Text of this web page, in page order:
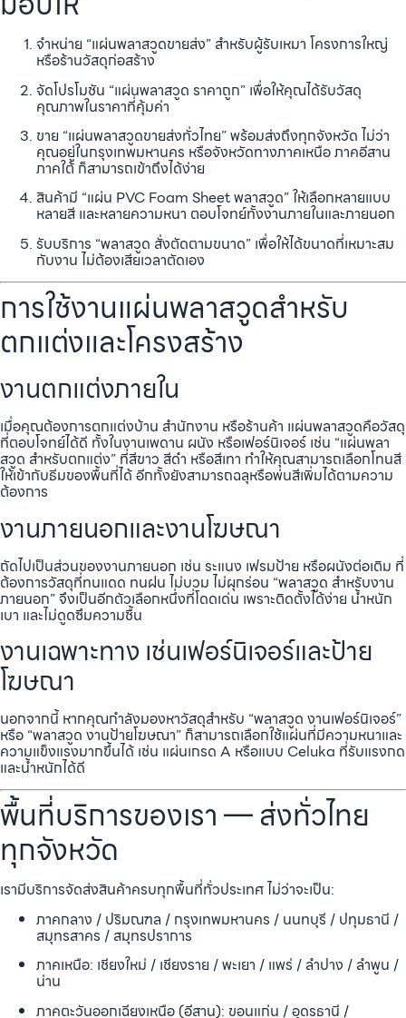
จำหน่าย “แผ่นพลาสวูดขายส่ง” สำหรับผู้รับเหมา โครงการใหญ่
หรือร้านวัสดุก่อสร้าง
จัดโปรโมชัน “แผ่นพลาสวูด ราคาถูก” เพื่อให้คุณได้รับวัสดุ
คุณภาพในราคาที่คุ้มค่า
ขาย “แผ่นพลาสวูดขายส่งทั่วไทย” พร้อมส่งถึงทุกจังหวัด ไม่ว่า
คุณอยู่ในกรุงเทพมหานคร หรือจังหวัดทางภาคเหนือ ภาคอีสาน
ภาคใต้ ก็สามารถเข้าถึงได้ง่าย
สินค้ามี “แผ่น PVC Foam Sheet พลาสวูด” ให้เลือกหลายแบบ
หลายสี และหลายความหนา ตอบโจทย์ทั้งงานภายในและภายนอก
รับบริการ “พลาสวูด สั่งตัดตามขนาด” เพื่อให้ได้ขนาดที่เหมาะสม
กับงาน ไม่ต้องเสียเวลาตัดเอง
การใช้งานแผ่นพลาสวูดสำหรับ
ตกแต่งและโครงสร้าง
งานตกแต่งภายใน
เมื่อคุณต้องการตกแต่งบ้าน สำนักงาน หรือร้านค้า แผ่นพลาสวูดคือวัสดุ
ที่ตอบโจทย์ได้ดี ทั้งในงานเพดาน ผนัง หรือเฟอร์นิเจอร์ เช่น “แผ่นพลา
สวูด สำหรับตกแต่ง” ที่สีขาว สีดำ หรือสีเทา ทำให้คุณสามารถเลือกโทนสี
ให้เข้ากับธีมของพื้นที่ได้ อีกทั้งยังสามารถฉลุหรือพ่นสีเพิ่มได้ตามความ
ต้องการ
งานภายนอกและงานโฆษณา
ถัดไปเป็นส่วนของงานภายนอก เช่น ระแนง เฟรมป้าย หรือผนังต่อเติม ที่
ต้องการวัสดุที่ทนแดด ทนฝน ไม่บวม ไม่ผุกร่อน “พลาสวูด สำหรับงาน
ภายนอก” จึงเป็นอีกตัวเลือกหนึ่งที่โดดเด่น เพราะติดตั้งได้ง่าย น้ำหนัก
เบา และไม่ดูดซึมความชื้น
งานเฉพาะทาง เช่นเฟอร์นิเจอร์และป้าย
โฆษณา
นอกจากนี้ หากคุณกำลังมองหาวัสดุสำหรับ “พลาสวูด งานเฟอร์นิเจอร์”
หรือ “พลาสวูด งานป้ายโฆษณา” ก็สามารถเลือกใช้แผ่นที่มีความหนาและ
ความแข็งแรงมากขึ้นได้ เช่น แผ่นเกรด A หรือแบบ Celuka ที่รับแรงกด
และน้ำหนักได้ดี
พื้นที่บริการของเรา — ส่งทั่วไทย
ทุกจังหวัด
เรามีบริการจัดส่งสินค้าครบทุกพื้นที่ทั่วประเทศ ไม่ว่าจะเป็น:
ภาคกลาง / ปริมณฑล / กรุงเทพมหานคร / นนทบุรี / ปทุมธานี /
สมุทรสาคร / สมุทรปราการ
ภาคเหนือ: เชียงใหม่ / เชียงราย / พะเยา / แพร่ / ลำปาง / ลำพูน /
น่าน
ภาคตะวันออกเฉียงเหนือ (อีสาน): ขอนแก่น / อุดรธานี /